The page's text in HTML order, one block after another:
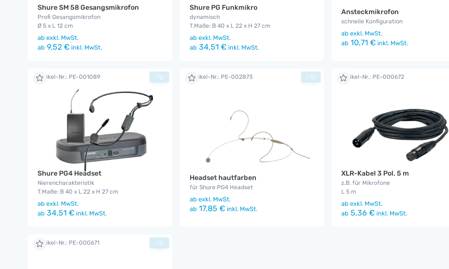
Shure SM 58 Gesangsmikrofon
Profi Gesangsmikrofon
Ø 5 x L 12 cm
ab exkl. MwSt.
ab 9,52 € inkl. MwSt.
Shure PG Funkmikro
dynamisch
T.Maße: B 40 x L 22 x H 27 cm
ab exkl. MwSt.
ab 34,51 € inkl. MwSt.
Ansteckmikrofon
schnelle Konfiguration
ab exkl. MwSt.
ab 10,71 € inkl. MwSt.
Artikel-Nr.: PE-001089
Shure PG4 Headset
Nierencharakteristik
T.Maße: B 40 x L 22 x H 27 cm
ab exkl. MwSt.
ab 34,51 € inkl. MwSt.
+ Artikel-Nr.: PE-002873
Headset hautfarben
für Shure PG4 Headset
ab exkl. MwSt.
ab 17,85 € inkl. MwSt.
+ Artikel-Nr.: PE-000672
XLR-Kabel 3 Pol. 5 m
z.B. für Mikrofone
L 5 m
ab exkl. MwSt.
ab 5,36 € inkl. MwSt.
Artikel-Nr.: PE-000671 +